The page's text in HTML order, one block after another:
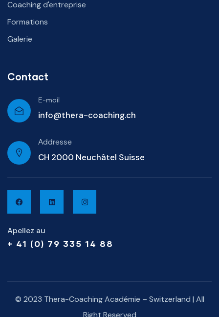
Coaching d'entreprise
Formations
Galerie
Contact
E-mail
info@thera-coaching.ch
Addresse
CH 2000 Neuchâtel Suisse
Apellez au
+ 41 (0) 79 335 14 88
© 2023 Thera-Coaching Académie – Switzerland | All
Right Reserved